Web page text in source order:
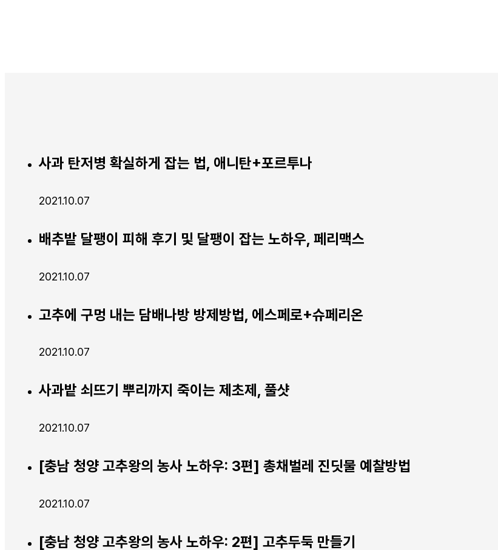
사과 탄저병 확실하게 잡는 법, 애니탄+포르투나
2021.10.07
배추밭 달팽이 피해 후기 및 달팽이 잡는 노하우, 페리맥스
2021.10.07
고추에 구멍 내는 담배나방 방제방법, 에스페로+슈페리온
2021.10.07
사과밭 쇠뜨기 뿌리까지 죽이는 제초제, 풀샷
2021.10.07
[충남 청양 고추왕의 농사 노하우: 3편] 총채벌레 진딧물 예찰방법
2021.10.07
[충남 청양 고추왕의 농사 노하우: 2편] 고추두둑 만들기